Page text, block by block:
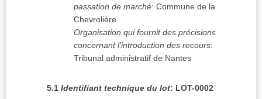
passation de marché: Commune de la
Chevrolière
Organisation qui fournit des précisions
concernant l'introduction des recours:
Tribunal administratif de Nantes
5.1 Identifiant technique du lot: LOT-0002